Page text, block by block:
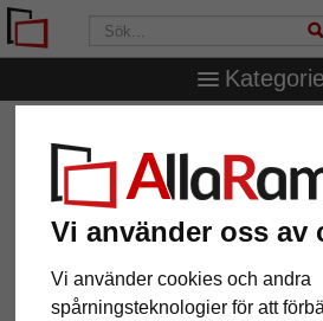
Vi använder oss av
Vi använder cookies och andra
spårningsteknologier för att
måttbeställd Amersham
Träram- måttbeställd